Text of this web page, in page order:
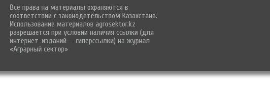
Все права на материалы охраняются в
соответствии с законодательством Казахстана.
Использование материалов agrosektor.kz
разрешается при условии наличия ссылки (для
интернет-изданий — гиперссылки) на журнал
«Аграрный сектор»